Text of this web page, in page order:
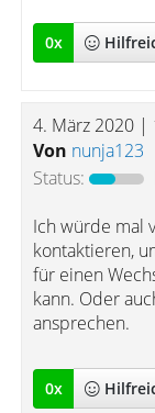
0x
4. März 2020 |
Von nunja123
Status:
Ich würde mal
kontaktieren,
für einen
kann. Oder
ansprechen.
0x